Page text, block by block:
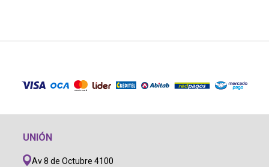
UNIÓN
Av 8 de Octubre 4100